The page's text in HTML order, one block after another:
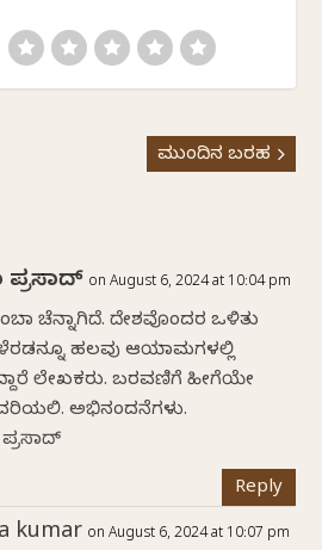
ಮುಂದಿನ ಬರಹ
ಪ್ರಸಾದ್ on August 6, 2024 at 10:04 pm
ಚೆನ್ನಾಗಿದೆ. ದೇಶವೊಂದರ ಒಳಿತು
ಹಲವು ಆಯಾಮಗಳಲ್ಲಿ
ಲೇಖಕರು. ಬರವಣಿಗೆ ಹೀಗೆಯೇ
ಅಭಿನಂದನೆಗಳು.
ಪ್ರಸಾದ್
Reply
kumar on August 6, 2024 at 10:07 pm